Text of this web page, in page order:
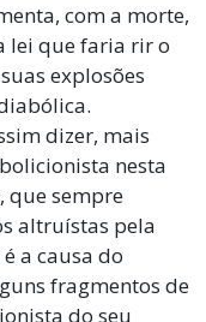
com a morte,
lei que faria rir o
explosões
dizer, mais
nesta
, que sempre
altruístas pela
a causa do
fragmentos de
do seu